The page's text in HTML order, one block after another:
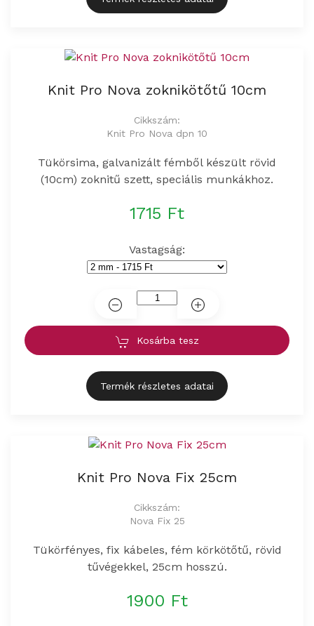
Knit Pro Nova zoknikötőtű 10cm
Cikkszám:
Knit Pro Nova dpn 10
Tükörsima, galvanizált fémből készült rövid
(10cm) zoknitű szett, speciális munkákhoz.
1715 Ft
Vastagság:
Kosárba tesz
Termék részletes adatai
Knit Pro Nova Fix 25cm
Cikkszám:
Nova Fix 25
Tükörfényes, fix kábeles, fém körkötőtű, rövid
tűvégekkel, 25cm hosszú.
1900 Ft